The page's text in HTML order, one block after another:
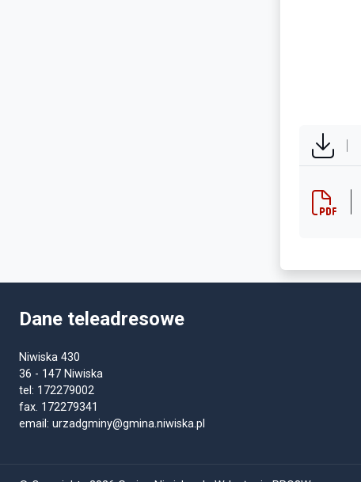
Dane teleadresowe
Niwiska 430
36 - 147 Niwiska
tel: 172279002
fax. 172279341
email: urzadgminy@gmina.niwiska.pl